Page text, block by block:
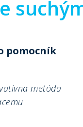
pomocník
metóda